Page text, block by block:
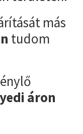
más
tudom
áron